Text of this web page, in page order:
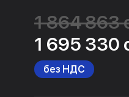
1 864 863
1 695 330
без НДС